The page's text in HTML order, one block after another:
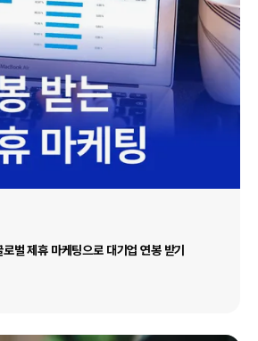
벌 제휴 마케팅으로 대기업 연봉 받기